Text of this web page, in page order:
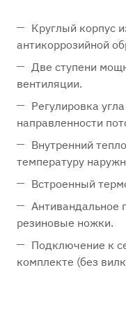
Круглый корпус
антикоррозийной
Две ступени
вентиляции.
Регулировка
направленности
Внутренний
температуру
Встроенный
Антивандальное
резиновые ножки.
Подключение к
комплекте (без